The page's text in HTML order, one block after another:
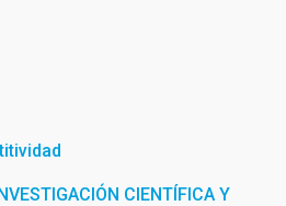
CIENTÍFICA Y